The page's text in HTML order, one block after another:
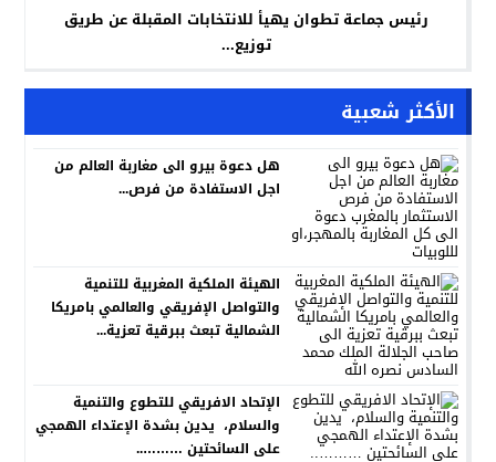
رئيس جماعة تطوان يهيأ للانتخابات المقبلة عن طريق
توزيع...
الأكثر شعبية
هل دعوة بيرو الى مغاربة العالم من
اجل الاستفادة من فرص...
الهيئة الملكية المغربية للتنمية
والتواصل الإفريقي والعالمي بامريكا
الشمالية تبعث ببرقية تعزية...
الإتحاد الافريقي للتطوع والتنمية
والسلام، يدين بشدة الإعتداء الهمجي
على السائحتين ………..